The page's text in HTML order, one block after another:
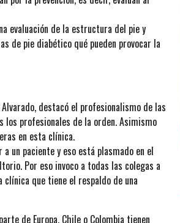
evaluación de la estructura del pie y
de pie diabético qué pueden provocar la
destacó el profesionalismo de las
profesionales de la orden. Asimismo
en esta clínica.
un paciente y eso está plasmado en el
Por eso invoco a todas las colegas a
clínica que tiene el respaldo de una
de Europa, Chile o Colombia tienen